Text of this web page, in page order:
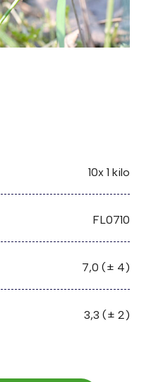
10x 1 kilo
FL0710
7,0 (± 4)
3,3 (± 2)